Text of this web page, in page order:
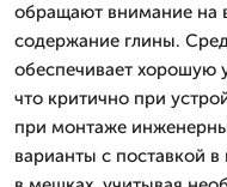
обращают внимание на
содержание глины.
обеспечивает хорошую
что критично при
при монтаже
варианты с поставкой в